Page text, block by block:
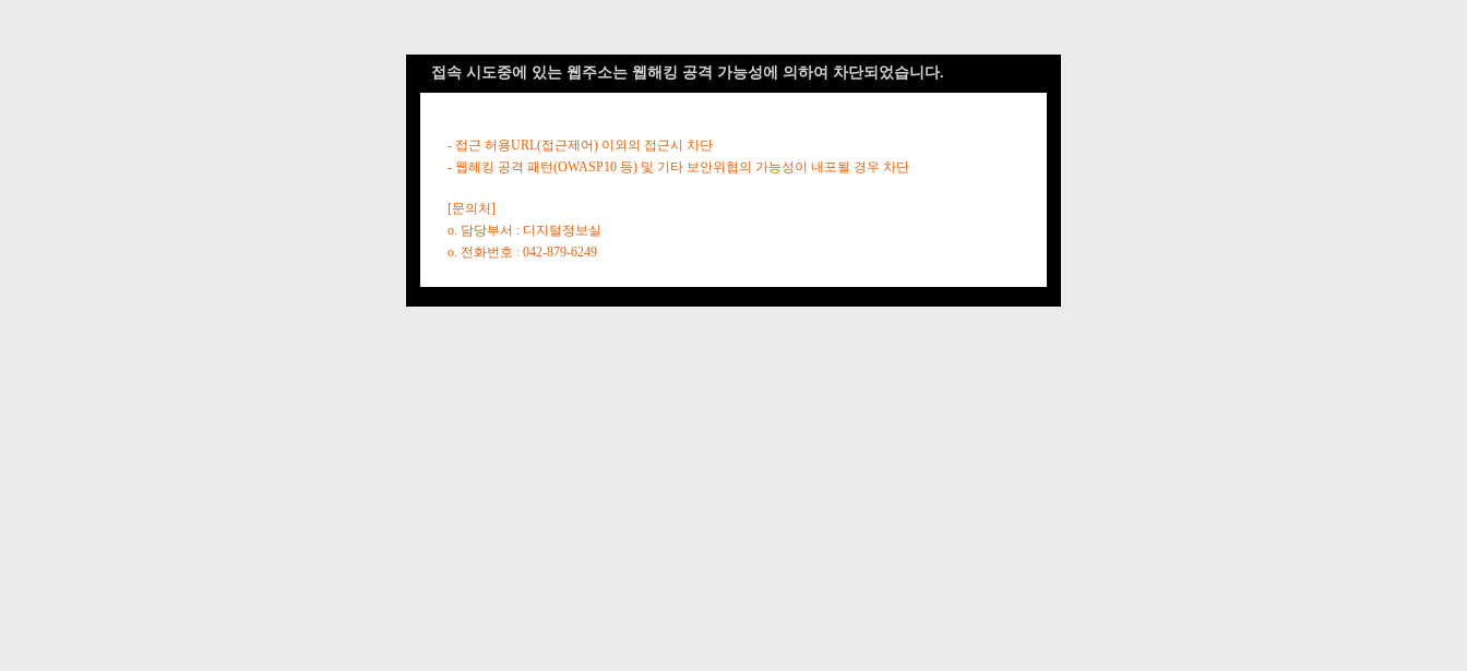
접속 시도중에 있는 웹주소는 웹해킹 공격 가능성에 의하여 차단되었습니다.
- 접근 허용URL(접근제어) 이외의 접근시 차단
- 웹해킹 공격 패턴(OWASP10 등) 및 기타 보안위협의 가능성이 내포될 경우 차단
[문의처]
o. 담당부서 : 디지털정보실
o. 전화번호 : 042-879-6249